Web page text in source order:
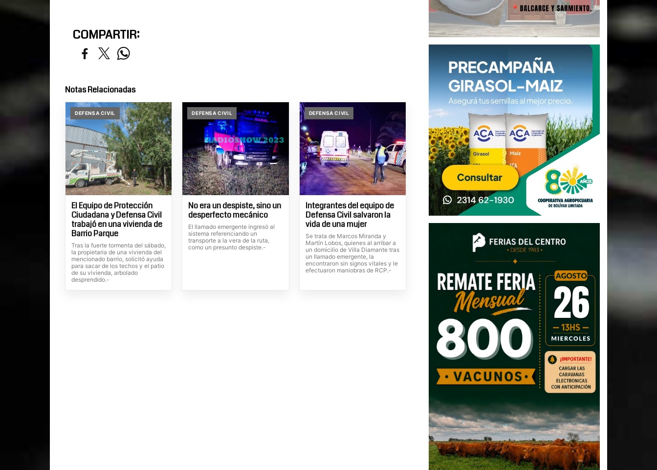
COMPARTIR:
Notas Relacionadas
DEFENSA CIVIL
El Equipo de Protección
Ciudadana y Defensa Civil
trabajó en una vivienda de
Barrio Parque
Tras la fuerte tormenta del sábado,
la propietaria de una vivienda del
mencionado barrio, solicitó ayuda
para sacar de los techos y el patio
de su vivienda, arbolado
desprendido.-
DEFENSA CIVIL
No era un despiste, sino un
desperfecto mecánico
El llamado emergente ingresó al
sistema referenciando un
transporte a la vera de la ruta,
como un presunto despiste.-
DEFENSA CIVIL
Integrantes del equipo de
Defensa Civil salvaron la
vida de una mujer
Se trata de Marcos Miranda y
Martín Lobos, quienes al arribar a
un domicilio de Villa Diamante tras
un llamado emergente, la
encontraron sin signos vitales y le
efectuaron maniobras de RCP.-